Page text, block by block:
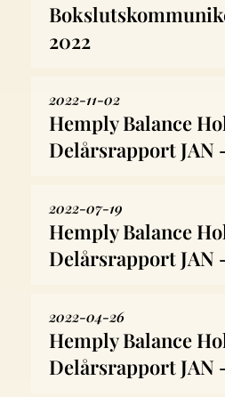
2022
2022-11-02
Hemply Balance
Delårsrapport JAN
2022-07-19
Hemply Balance
Delårsrapport JAN
2022-04-26
Hemply Balance
Delårsrapport JAN